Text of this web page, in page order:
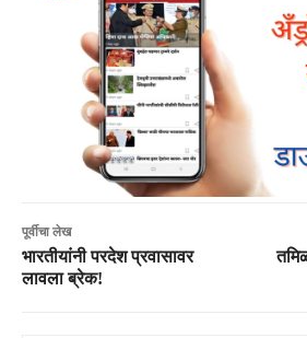
पूर्वीचा लेख
भारतीयांनी परदेश प्रवासावर
लावला ब्रेक!